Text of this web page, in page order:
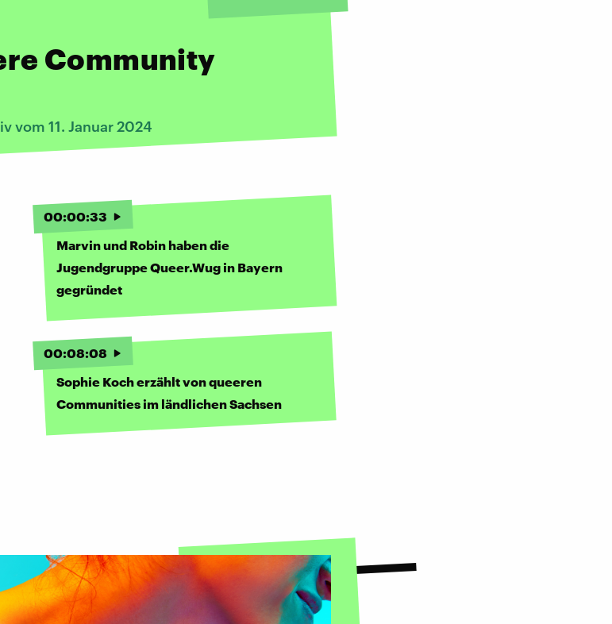
Community
vom 11. Januar 2024
00:00:33
Marvin und Robin haben die
Jugendgruppe Queer.Wug in Bayern
gegründet
00:08:08
Sophie Koch erzählt von queeren
Communities im ländlichen Sachsen